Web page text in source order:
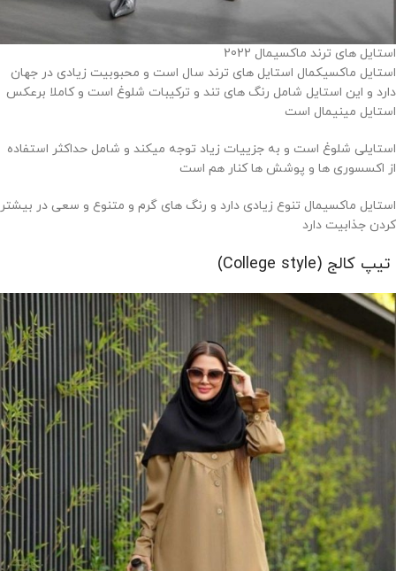
استایل های ترند ماکسیمال 2022
استایل ماکسیکمال استایل های ترند سال است و محبوبیت زیادی در جهان
دارد و این استایل شامل رنگ های تند و ترکیبات شلوغ است و کاملا برعکس
استایل مینیمال است
استایلی شلوغ است و به جزییات زیاد توجه میکند و شامل حداکثر استفاده
از اکسسوری ها و پوشش ها کنار هم است
استایل ماکسیمال تنوع زیادی دارد و رنگ های گرم و متنوع و سعی در بیشتر
کردن جذابیت دارد
تیپ کالج (College style)